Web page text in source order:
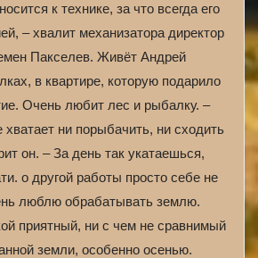
к технике, за что всегда его
– хвалит механизатора директор
Пакселев. Живёт Андрей
в квартире, которую подарило
Очень любит лес и рыбалку. –
хватает ни порыбачить, ни сходить
он. – За день так укатаешься,
о другой работы просто себе не
люблю обрабатывать землю.
приятный, ни с чем не сравнимый
земли, особенно осенью.